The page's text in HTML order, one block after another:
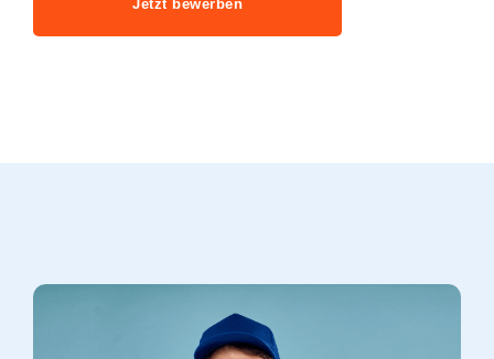
Jetzt bewerben